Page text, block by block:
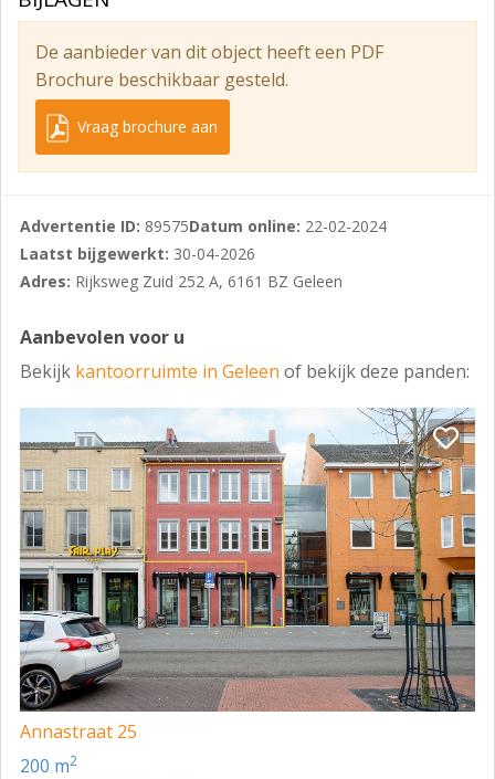
- Kale huurprijs bij afname van meerdere units: prijs in
overleg
- Servicekosten: € 30,- p/m2 p/jaar
- Servicekosten bestaan uit: GWE/schoonmaak
gemeenschappelijke ruimten/parking etc.
Pand is gelegen aan de rand van het bedrijventerrein
Krawinkel, vlak naast de autoboulevard en boven het
wereldrestaurant De Gouden Lepel.
Locatie is voorzien van groot parkeerterrein,
bedrijventerrein.
Pand bestaat uit 2 etages kantoorruimtes en is
voorzien van een separate ingang.
Goedkeuring
Het bovenstaande is onder finaal voorbehoud van de
eigenaar.
De aanbieder van dit object heeft een PDF
Brochure beschikbaar gesteld.
Vraag brochure aan
Advertentie ID: 89575Datum online: 22-02-2024
Laatst bijgewerkt: 30-04-2026
Adres: Rijksweg Zuid 252 A, 6161 BZ Geleen
Aanbevolen voor u
Bekijk kantoorruimte in Geleen of bekijk deze panden:
Annastraat 25
200 m2